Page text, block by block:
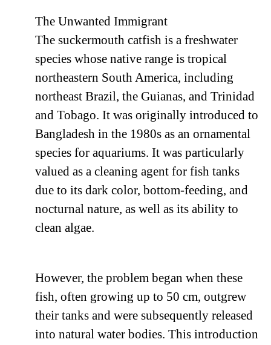
The Unwanted Immigrant
The suckermouth catfish is a freshwater
species whose native range is tropical
northeastern South America, including
northeast Brazil, the Guianas, and Trinidad
and Tobago. It was originally introduced to
Bangladesh in the 1980s as an ornamental
species for aquariums. It was particularly
valued as a cleaning agent for fish tanks
due to its dark color, bottom-feeding, and
nocturnal nature, as well as its ability to
clean algae.
However, the problem began when these
fish, often growing up to 50 cm, outgrew
their tanks and were subsequently released
into natural water bodies. This introduction